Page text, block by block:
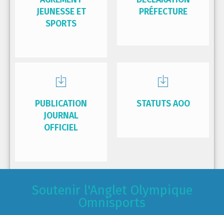
JEUNESSE ET
SPORTS
PRÉFECTURE
PUBLICATION
JOURNAL
OFFICIEL
STATUTS AOO
Soutenir l'Anglet Olympique
Omnisports